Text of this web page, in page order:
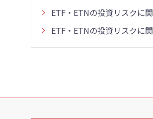
ETF・ETNの投資リスクに
ETF・ETNの投資リスクに
こ